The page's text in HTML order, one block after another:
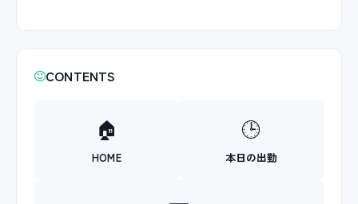
CONTENTS
🏠
HOME
🕒
本日の出勤